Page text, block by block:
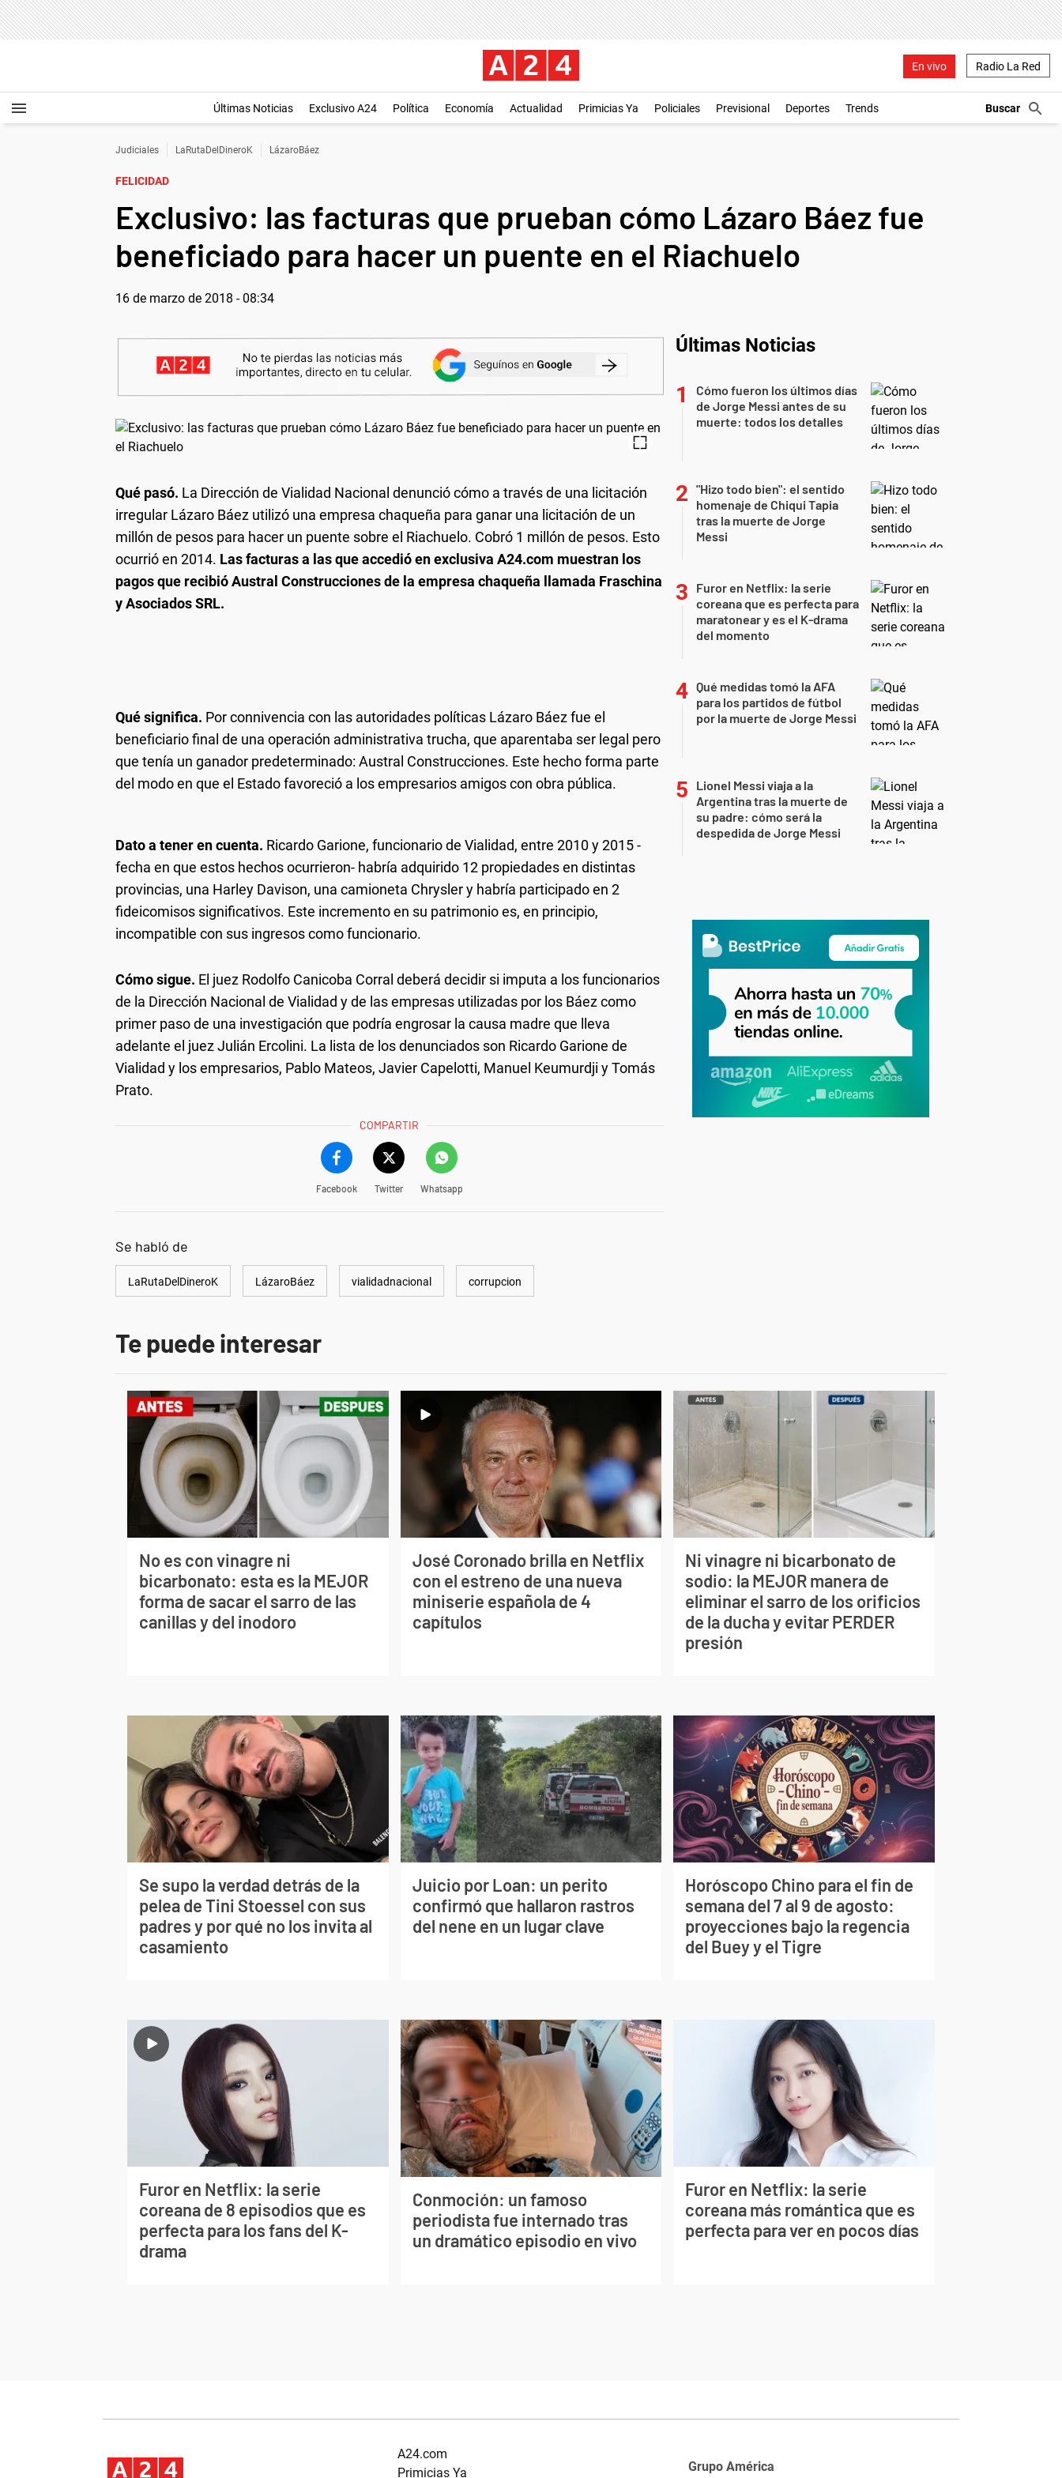
En vivo Radio La Red
Últimas Noticias Exclusivo A24 Política Economía Actualidad Primicias Ya Policiales Previsional Deportes Trends
Judiciales LaRutaDelDineroK LázaroBáez
FELICIDAD
Exclusivo: las facturas que prueban cómo Lázaro Báez fue
beneficiado para hacer un puente en el Riachuelo
16 de marzo de 2018 - 08:34
Qué pasó. La Dirección de Vialidad Nacional denunció cómo a través de una licitación
irregular Lázaro Báez utilizó una empresa chaqueña para ganar una licitación de un
millón de pesos para hacer un puente sobre el Riachuelo. Cobró 1 millón de pesos. Esto
ocurrió en 2014. Las facturas a las que accedió en exclusiva A24.com muestran los
pagos que recibió Austral Construcciones de la empresa chaqueña llamada Fraschina
y Asociados SRL.
Qué significa. Por connivencia con las autoridades políticas Lázaro Báez fue el
beneficiario final de una operación administrativa trucha, que aparentaba ser legal pero
que tenía un ganador predeterminado: Austral Construcciones. Este hecho forma parte
del modo en que el Estado favoreció a los empresarios amigos con obra pública.
Dato a tener en cuenta. Ricardo Garione, funcionario de Vialidad, entre 2010 y 2015 -
fecha en que estos hechos ocurrieron- habría adquirido 12 propiedades en distintas
provincias, una Harley Davison, una camioneta Chrysler y habría participado en 2
fideicomisos significativos. Este incremento en su patrimonio es, en principio,
incompatible con sus ingresos como funcionario.
Cómo sigue. El juez Rodolfo Canicoba Corral deberá decidir si imputa a los funcionarios
de la Dirección Nacional de Vialidad y de las empresas utilizadas por los Báez como
primer paso de una investigación que podría engrosar la causa madre que lleva
adelante el juez Julián Ercolini. La lista de los denunciados son Ricardo Garione de
Vialidad y los empresarios, Pablo Mateos, Javier Capelotti, Manuel Keumurdji y Tomás
Prato.
COMPARTIR
Facebook Twitter Whatsapp
Se habló de
LaRutaDelDineroK LázaroBáez vialidadnacional corrupcion
Últimas Noticias
Cómo fueron los últimos días
de Jorge Messi antes de su
muerte: todos los detalles
"Hizo todo bien": el sentido
homenaje de Chiqui Tapia
tras la muerte de Jorge
Messi
Furor en Netflix: la serie
coreana que es perfecta para
maratonear y es el K-drama
del momento
Qué medidas tomó la AFA
para los partidos de fútbol
por la muerte de Jorge Messi
Lionel Messi viaja a la
Argentina tras la muerte de
su padre: cómo será la
despedida de Jorge Messi
Te puede interesar
No es con vinagre ni
bicarbonato: esta es la MEJOR
forma de sacar el sarro de las
canillas y del inodoro
José Coronado brilla en Netflix
con el estreno de una nueva
miniserie española de 4
capítulos
Ni vinagre ni bicarbonato de
sodio: la MEJOR manera de
eliminar el sarro de los orificios
de la ducha y evitar PERDER
presión
Se supo la verdad detrás de la
pelea de Tini Stoessel con sus
padres y por qué no los invita al
casamiento
Juicio por Loan: un perito
confirmó que hallaron rastros
del nene en un lugar clave
Horóscopo Chino para el fin de
semana del 7 al 9 de agosto:
proyecciones bajo la regencia
del Buey y el Tigre
Furor en Netflix: la serie
coreana de 8 episodios que es
perfecta para los fans del K-
drama
Conmoción: un famoso
periodista fue internado tras
un dramático episodio en vivo
Furor en Netflix: la serie
coreana más romántica que es
perfecta para ver en pocos días
A24.com
Primicias Ya
Grupo América